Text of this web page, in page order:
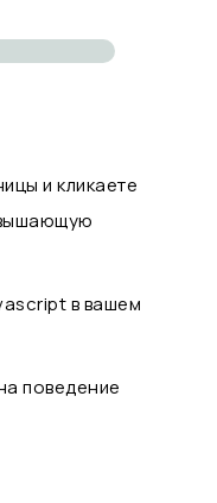
и кликаете
в вашем
поведение